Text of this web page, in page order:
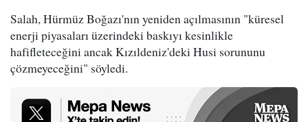
Salah, Hürmüz Boğazı'nın yeniden açılmasının "küresel
enerji piyasaları üzerindeki baskıyı kesinlikle
hafifleteceğini ancak Kızıldeniz'deki Husi sorununu
çözmeyeceğini" söyledi.